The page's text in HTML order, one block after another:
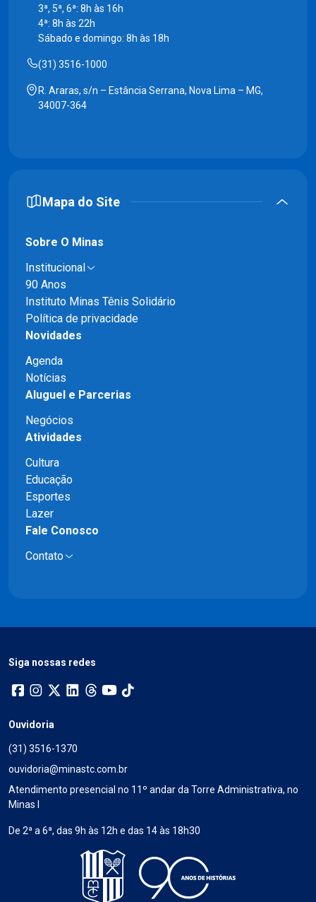
3ª, 5ª, 6ª: 8h às 16h
4ª: 8h às 22h
Sábado e domingo: 8h às 18h
(31) 3516-1000
R. Araras, s/n – Estância Serrana, Nova Lima – MG,
34007-364
Mapa do Site
Sobre O Minas
Institucional
90 Anos
Instituto Minas Tênis Solidário
Política de privacidade
Novidades
Agenda
Notícias
Aluguel e Parcerias
Negócios
Atividades
Cultura
Educação
Esportes
Lazer
Fale Conosco
Contato
Siga nossas redes
Ouvidoria
(31) 3516-1370
ouvidoria@minastc.com.br
Atendimento presencial no 11º andar da Torre Administrativa, no
Minas I
De 2ª a 6ª, das 9h às 12h e das 14 às 18h30